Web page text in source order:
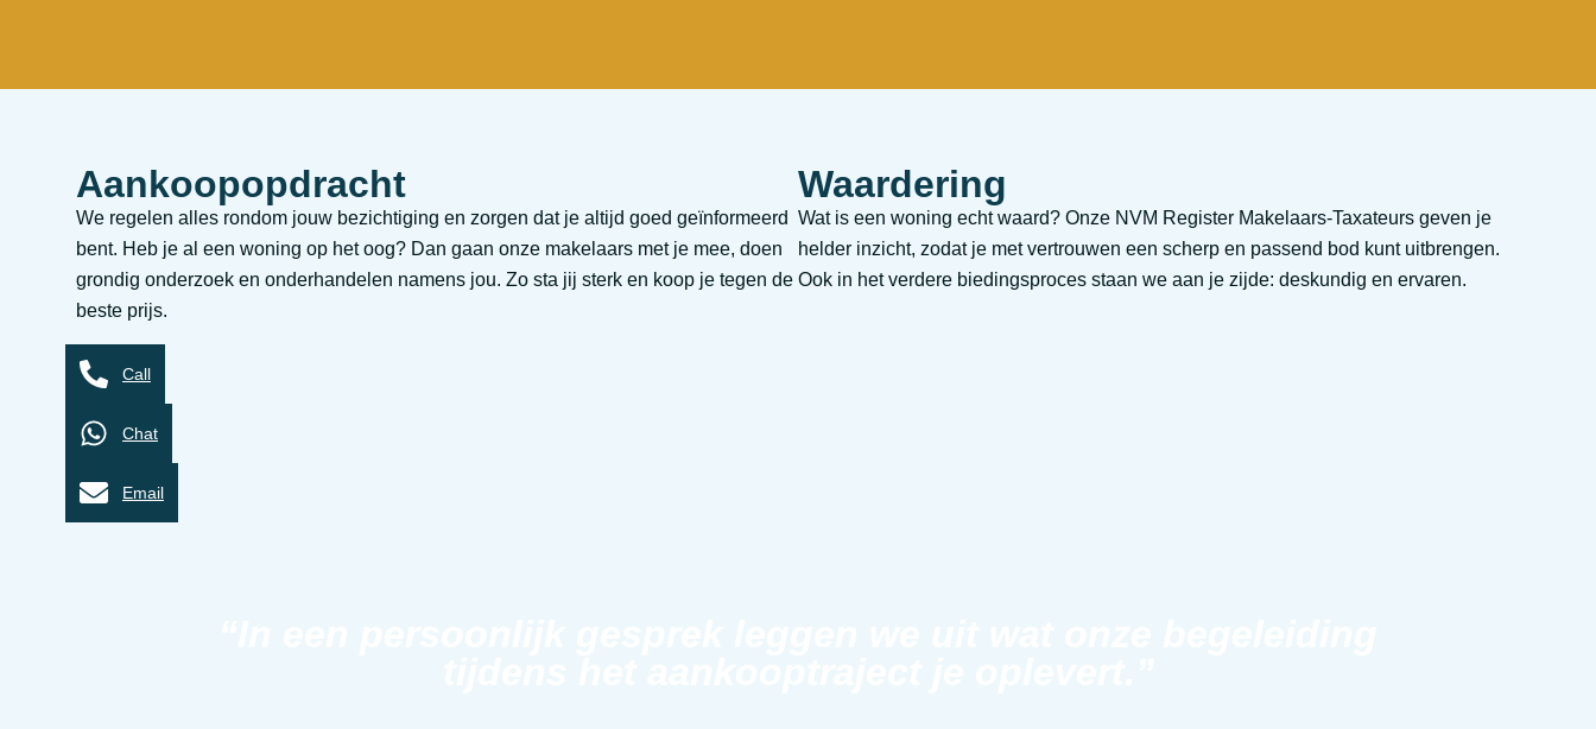
Aankoopopdracht
We regelen alles rondom jouw bezichtiging en zorgen dat je altijd goed geïnformeerd
bent. Heb je al een woning op het oog? Dan gaan onze makelaars met je mee, doen
grondig onderzoek en onderhandelen namens jou. Zo sta jij sterk en koop je tegen de
beste prijs.
Waardering
Wat is een woning echt waard? Onze NVM Register Makelaars-Taxateurs geven je
helder inzicht, zodat je met vertrouwen een scherp en passend bod kunt uitbrengen.
Ook in het verdere biedingsproces staan we aan je zijde: deskundig en ervaren.
Call
Chat
Email